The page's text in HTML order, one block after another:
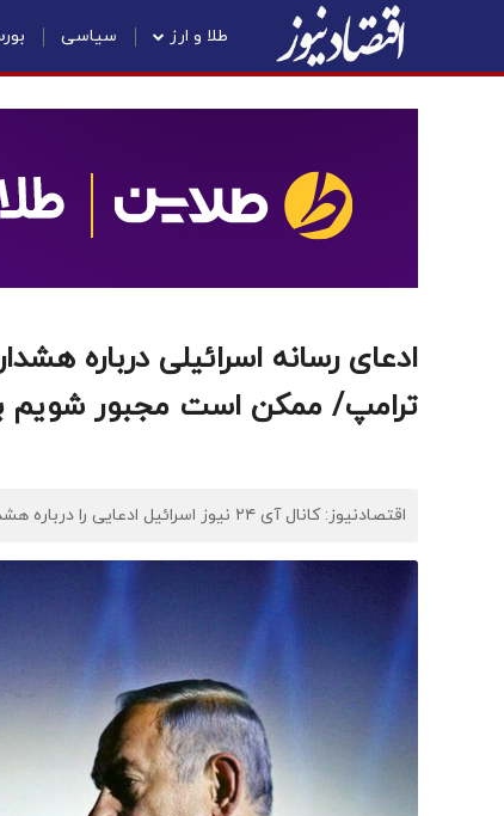
طلا و ارز سیاسی
ادعای رسانه اسرائیلی درباره
ترامپ/ ممکن است مجبور شویم
اقتصادنیوز: کانال آی ۲۴ نیوز اسرائیل ادعایی را درباره هشدار نتانیاهو به وزیران کابینه خود درباره احتمال جنگ با ایران مطرح کرد.